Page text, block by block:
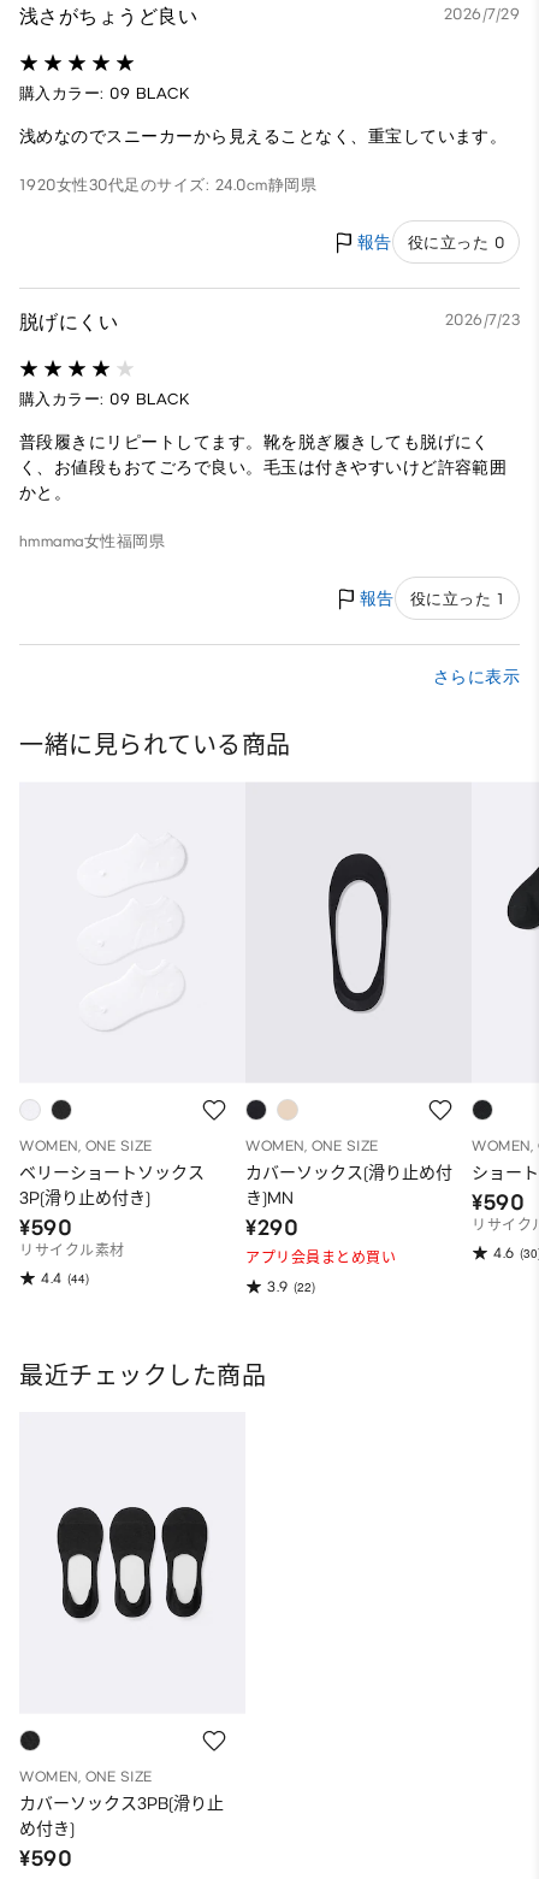
浅さがちょうど良い 2026/7/29
購入カラー: 09 BLACK
浅めなのでスニーカーから見えることなく、重宝しています。
1920女性30代足のサイズ: 24.0cm静岡県
報告 役に立った 0
脱げにくい 2026/7/23
購入カラー: 09 BLACK
普段履きにリピートしてます。靴を脱ぎ履きしても脱げにく
く、お値段もおてごろで良い。毛玉は付きやすいけど許容範囲
かと。
hmmama女性福岡県
報告 役に立った 1
さらに表示
一緒に見られている商品
WOMEN, ONE SIZE
ベリーショートソックス
3P(滑り止め付き)
¥590
リサイクル素材
4.4 (44)
WOMEN, ONE SIZE
カバーソックス(滑り止め付
き)MN
¥290
アプリ会員まとめ買い
3.9 (22)
WOMEN,
ショー
¥590
リサイク
4.6
最近チェックした商品
WOMEN, ONE SIZE
カバーソックス3PB(滑り止
め付き)
¥590